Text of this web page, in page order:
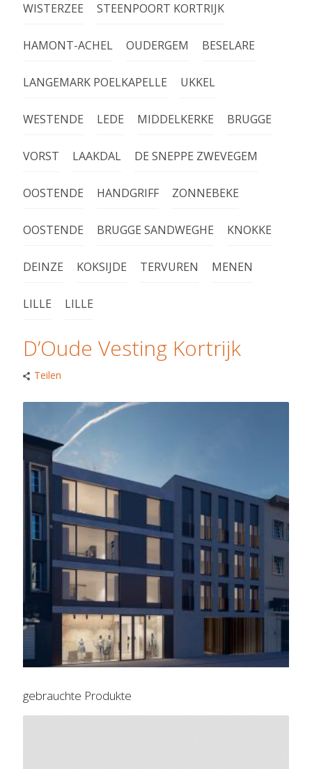
WISTERZEE STEENPOORT KORTRIJK
HAMONT-ACHEL OUDERGEM BESELARE
LANGEMARK POELKAPELLE UKKEL
WESTENDE LEDE MIDDELKERKE BRUGGE
VORST LAAKDAL DE SNEPPE ZWEVEGEM
OOSTENDE HANDGRIFF ZONNEBEKE
OOSTENDE BRUGGE SANDWEGHE KNOKKE
DEINZE KOKSIJDE TERVUREN MENEN
LILLE LILLE
D’Oude Vesting Kortrijk
Teilen
gebrauchte Produkte